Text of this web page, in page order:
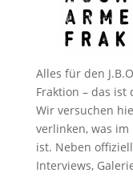
Alles für den
Fraktion – das ist
Wir versuchen
verlinken, was im
ist. Neben
Interviews,